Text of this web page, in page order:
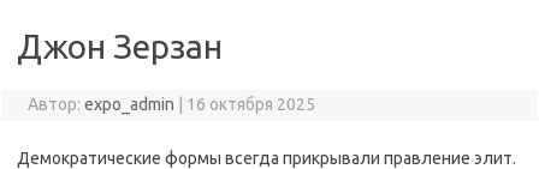
Джон Зерзан
Автор: expo_admin 16 октября 2025
Демократические формы всегда прикрывали правление элит.